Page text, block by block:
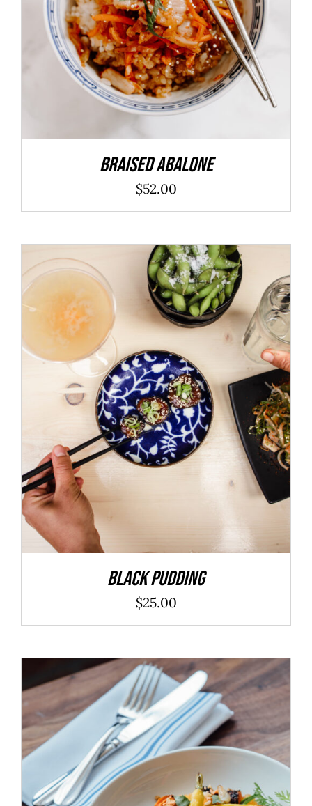
Braised Abalone
$52.00
ADD TO CART / DÉTAILS
Black Pudding
$25.00